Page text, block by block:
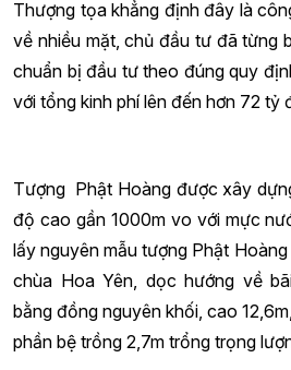
Thượng tọa khẳng định đây là
về nhiều mặt, chủ đầu tư đã từng
chuẩn bị đầu tư theo đúng quy
với tổng kinh phí lên đến hơn 72 tỷ
Tượng Phật Hoàng được xây
độ cao gần 1000m vo với mực
lấy nguyên mẫu tượng Phật
chùa Hoa Yên, dọc hướng về
bằng đồng nguyên khối, cao
phần bệ trồng 2,7m trổng trọng